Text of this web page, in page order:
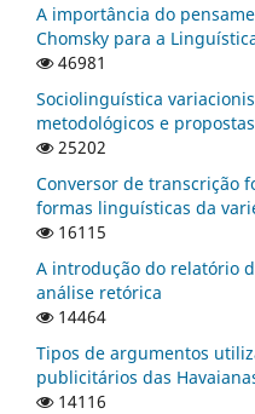
A importância do
Chomsky para a
46981
Sociolinguística
metodológicos e
25202
Conversor de transcrição
formas linguísticas da
16115
A introdução do relatório
análise retórica
14464
Tipos de argumentos
publicitários das
14116